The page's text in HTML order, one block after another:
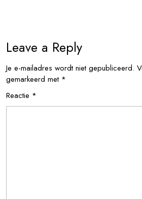
Leave a Reply
Je e-mailadres wordt niet gepubliceerd.
gemarkeerd met *
Reactie *